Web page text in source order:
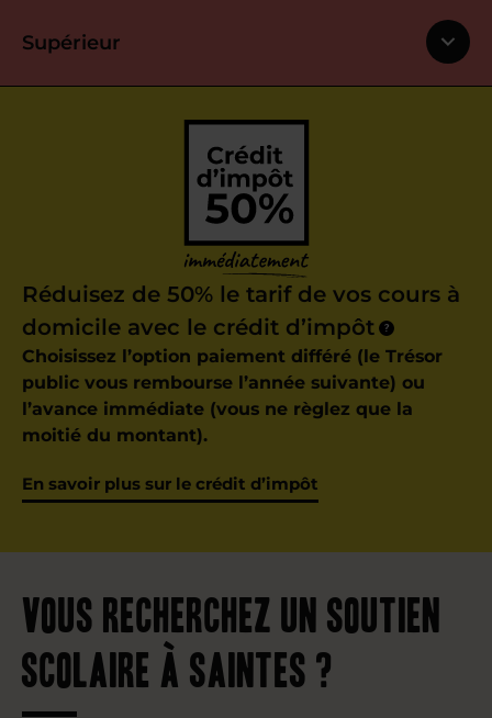
Supérieur
Réduisez de 50% le tarif de vos cours à
domicile avec le crédit d’impôt
?
Choisissez l’option paiement différé (le Trésor
public vous rembourse l’année suivante) ou
l’avance immédiate (vous ne règlez que la
moitié du montant).
En savoir plus sur le crédit d’impôt
Vous recherchez un soutien
scolaire à Saintes ?